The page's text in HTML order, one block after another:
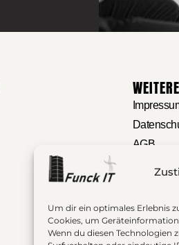
Um dir ein optimales Erlebnis
Cookies, um
Wenn du diesen Technologien
AGB
Cookie-
Zahlung
Über uns